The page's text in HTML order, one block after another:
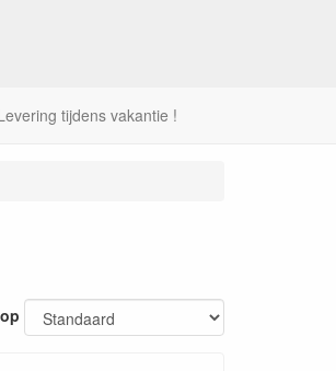
tijdens vakantie !